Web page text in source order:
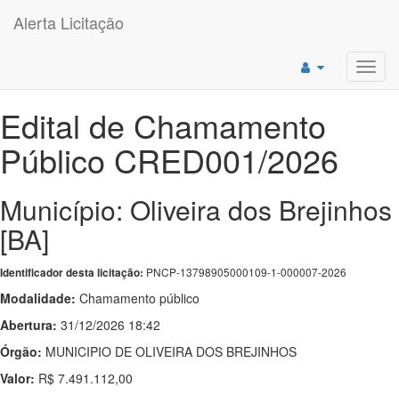
Alerta Licitação
Edital de Chamamento
Público CRED001/2026
Município: Oliveira dos Brejinhos
[BA]
Identificador desta licitação: PNCP-13798905000109-1-000007-2026
Modalidade: Chamamento público
Abertura: 31/12/2026 18:42
Órgão: MUNICIPIO DE OLIVEIRA DOS BREJINHOS
Valor: R$ 7.491.112,00